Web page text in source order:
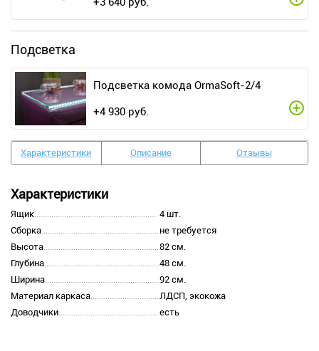
Подсветка
Подсветка комода OrmaSoft-2/4
+4 930 руб.
Характеристики Описание Отзывы
Характеристики
Ящик
4 шт.
Сборка
не требуется
Высота
82 см.
Глубина
48 см.
Ширина
92 см.
Материал каркаса
ЛДСП, экокожа
Доводчики
есть